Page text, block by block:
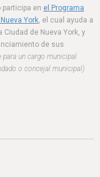
en el Programa
York, el cual ayuda a
de Nueva York, y
de sus
un cargo municipal
o concejal municipal)